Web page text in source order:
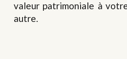
valeur patrimoniale à
autre.